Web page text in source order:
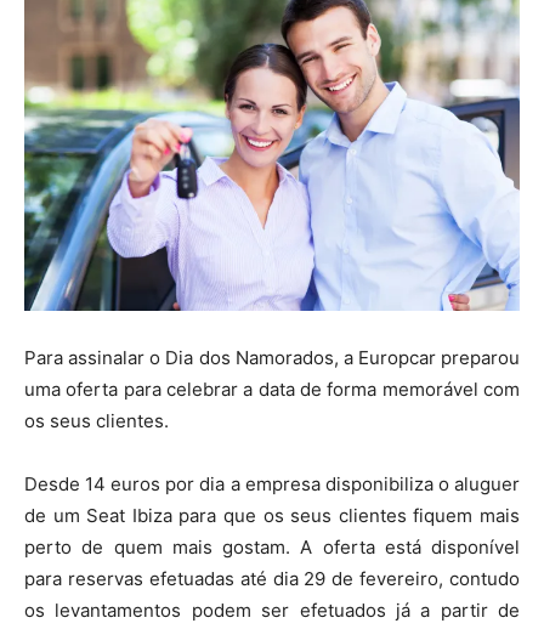
Para assinalar o Dia dos Namorados, a Europcar preparou
uma oferta para celebrar a data de forma memorável com
os seus clientes.
Desde 14 euros por dia a empresa disponibiliza o aluguer
de um Seat Ibiza para que os seus clientes fiquem mais
perto de quem mais gostam. A oferta está disponível
para reservas efetuadas até dia 29 de fevereiro, contudo
os levantamentos podem ser efetuados já a partir de